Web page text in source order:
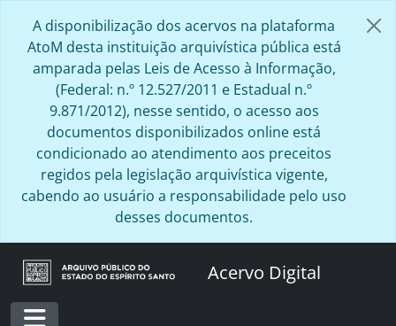
A disponibilização dos acervos na plataforma
AtoM desta instituição arquivística pública está
amparada pelas Leis de Acesso à Informação,
(Federal: n.º 12.527/2011 e Estadual n.º
9.871/2012), nesse sentido, o acesso aos
documentos disponibilizados online está
condicionado ao atendimento aos preceitos
regidos pela legislação arquivística vigente,
cabendo ao usuário a responsabilidade pelo uso
desses documentos.
Acervo Digital